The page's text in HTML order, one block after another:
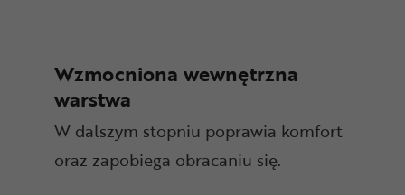
Wzmocniona wewnętrzna
warstwa
W dalszym stopniu poprawia komfort
oraz zapobiega obracaniu się.